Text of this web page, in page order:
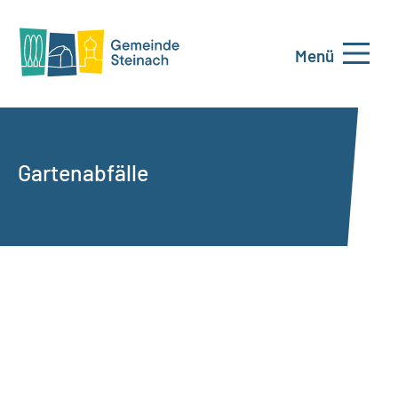
Menü
Gartenabfälle